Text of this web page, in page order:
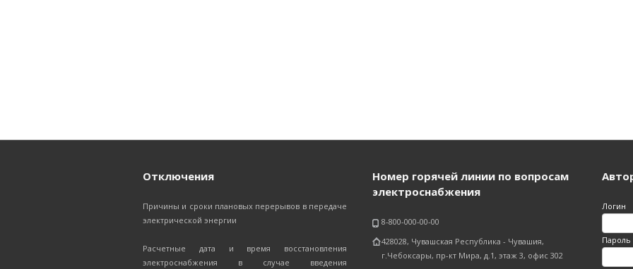
Отключения
Причины и сроки плановых перерывов в передаче
электрической энергии
Расчетные дата и время восстановления
электроснабжения в случае введения
Номер горячей линии по вопросам
электроснабжения
8-800-000-00-00
428028, Чувашская Республика - Чувашия,
г.Чебоксары, пр-кт Мира, д.1, этаж 3, офис 302
Логин
Пароль